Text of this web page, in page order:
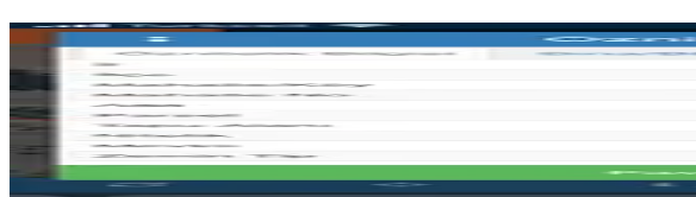
Sahibinden Ankara Çubuk Da Ekilir Biçilir Tatla
Çubuk, Yılmazköy Mahallesi
10288 m²
75.000 ₺